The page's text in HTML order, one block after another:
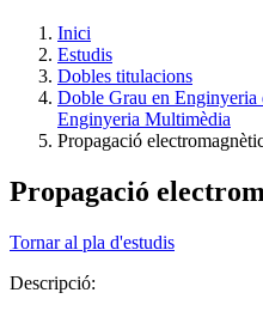
Inici
Estudis
Dobles titulacions
Doble Grau en Enginyeria
Enginyeria Multimèdia
Propagació
Propagació
Tornar al pla d'estudis
Descripció: